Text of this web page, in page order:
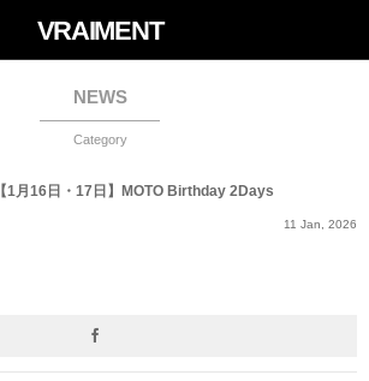
VRAIMENT
NEWS
Category
【1月16日・17日】MOTO Birthday 2Days
11 Jan 2026